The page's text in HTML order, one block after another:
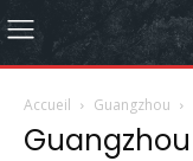
Accueil Guangzhou
Guangzhou